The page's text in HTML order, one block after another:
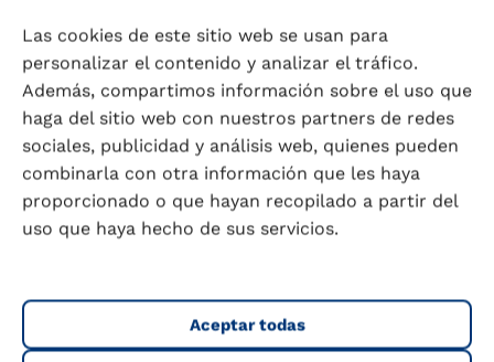
Las cookies de este sitio web se usan para
personalizar el contenido y analizar el tráfico.
Además, compartimos información sobre el uso que
haga del sitio web con nuestros partners de redes
sociales, publicidad y análisis web, quienes pueden
combinarla con otra información que les haya
proporcionado o que hayan recopilado a partir del
uso que haya hecho de sus servicios.
Aceptar todas
Descubre cómo Puleva forma
parte de tu día